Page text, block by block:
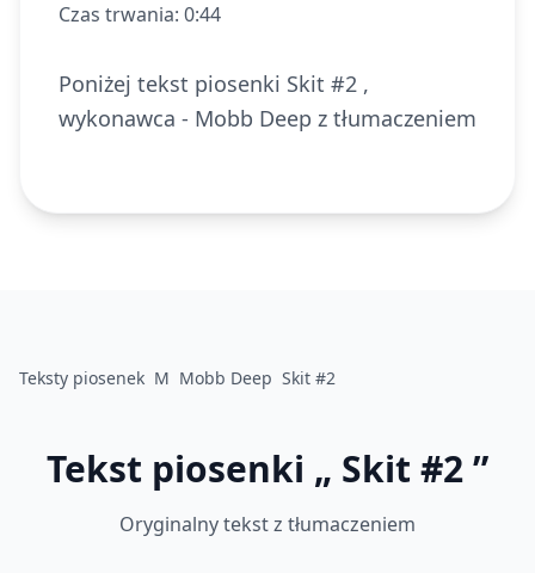
Czas trwania: 0:44
Poniżej tekst piosenki Skit #2 ,
wykonawca - Mobb Deep z tłumaczeniem
Teksty piosenek M Mobb Deep Skit #2
Tekst piosenki „ Skit #2 ”
Oryginalny tekst z tłumaczeniem